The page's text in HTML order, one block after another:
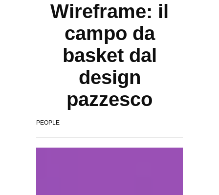
Wireframe: il
campo da
basket dal
design
pazzesco
PEOPLE